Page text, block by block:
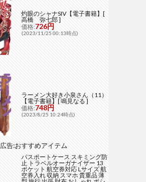
灼眼のシャナSIV【電子書籍】[
高橋 弥七郎 ]
価格:726円
(2023/11/25 00:13時点)
ラーメン大好き小泉さん（11）
【電子書籍】[ 鳴見なる ]
価格:748円
(2023/8/25 10:24時点)
広告:おすすめアイテム
パスポートケース スキミング防
止 トラベルオーガナイザー 13
ポケット 航空券対応 Lサイズ 航
空券入れ 収納 スマホ 貴重品 薄